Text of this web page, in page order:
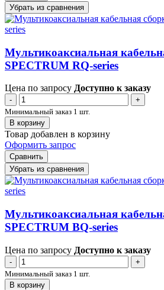
Убрать из сравнения
Мультикоаксиальная
SPECTRUM RQ-series
Цена по запросу Доступно к заказу
-
+
Минимальный заказ 1 шт.
В корзину
Товар добавлен в корзину
Оформить запрос
Сравнить
Убрать из сравнения
Мультикоаксиальная
SPECTRUM BQ-series
Цена по запросу Доступно к заказу
-
+
Минимальный заказ 1 шт.
В корзину